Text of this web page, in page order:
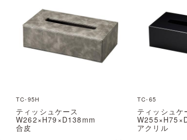
TC-95H
ティッシュケース
W262×H79×D138mm
合皮
TC-65
ティッシュケ
アクリル